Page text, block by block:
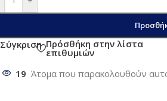
Σύγκριση Πρόσθήκη στην λίστα
επιθυμιών
19 Άτομα που παρακολουθούν